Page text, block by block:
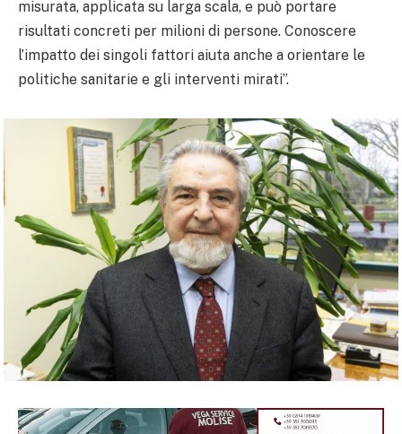
misurata, applicata su larga scala, e può portare
risultati concreti per milioni di persone. Conoscere
l’impatto dei singoli fattori aiuta anche a orientare le
politiche sanitarie e gli interventi mirati”.